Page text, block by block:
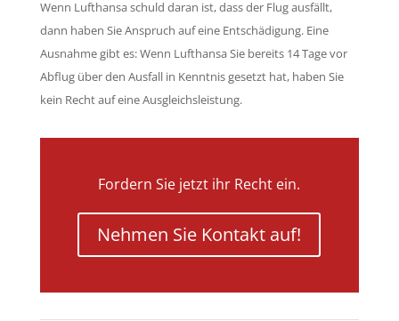
Wenn Lufthansa schuld daran ist, dass der Flug ausfällt,
dann haben Sie Anspruch auf eine Entschädigung. Eine
Ausnahme gibt es: Wenn Lufthansa Sie bereits 14 Tage vor
Abflug über den Ausfall in Kenntnis gesetzt hat, haben Sie
kein Recht auf eine Ausgleichsleistung.
Fordern Sie jetzt ihr Recht ein.
Nehmen Sie Kontakt auf!